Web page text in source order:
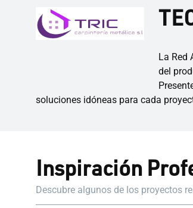
La Red
del
soluciones idóneas para cada
Inspiración
Descubre algunos de los proyectos